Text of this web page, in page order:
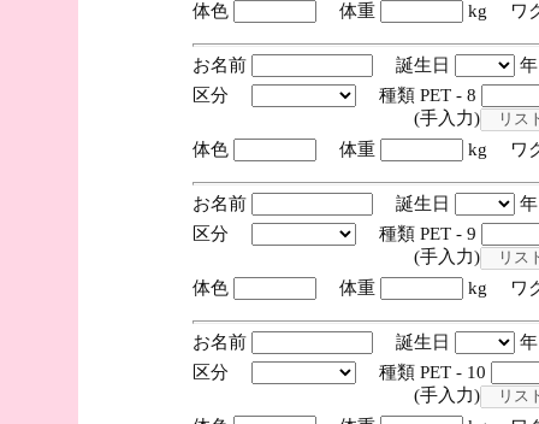
体色
体重 kg ワ
お名前 誕生日
区分
種類 PET - 8
(手入力)
体色
体重 kg ワ
お名前 誕生日
区分
種類 PET - 9
(手入力)
体色
体重 kg ワ
お名前 誕生日
区分
種類 PET - 10
(手入力)